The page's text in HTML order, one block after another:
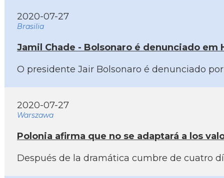
2020-07-27
Brasilia
Jamil Chade - Bolsonaro é denunciado
O presidente Jair Bolsonaro é denunciado
2020-07-27
Warszawa
Polonia afirma que no se adaptará a los
Después de la dramática cumbre de cuatro